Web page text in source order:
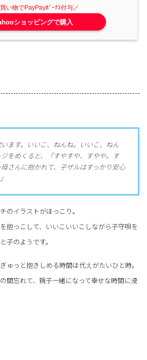
ショッピングで購入
ます。いいこ、ねんね。いいこ、ねん
をめくると、「すやすや、すやや。す
さんに抱かれて、子ザルはすっかり安心
のイラストがほっこり。
抱っこして、いいこいいこしながら子守唄を
子のようです。
ゅっと抱きしめる時間は代えがたいひと時。
間忘れて、親子一緒になって幸せな時間に浸